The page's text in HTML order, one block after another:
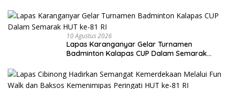
10 Agustus 2026
Lapas Karanganyar Gelar Turnamen
Badminton Kalapas CUP Dalam Semarak